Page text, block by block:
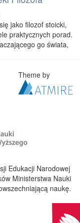
jako filozof stoicki,
praktycznych porad.
go świata,
Theme by
Edukacji Narodowej
Ministerstwa Nauki
naukę.